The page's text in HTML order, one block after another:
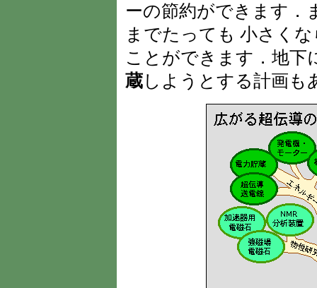
ーの節約ができます．
までたっても 小さく
ことができます．地下
蔵しようとする計画も